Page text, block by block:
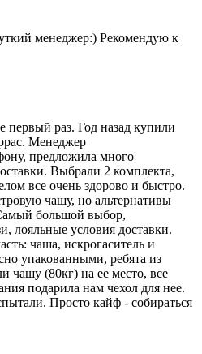
менеджер:) Рекомендую к
раз. Год назад купили
Менеджер
предложила много
Выбрали 2 комплекта,
все очень здорово и быстро.
чашу, но альтернативы
большой выбор,
лояльные условия доставки.
чаша, искрогаситель и
упакованными, ребята из
чашу (80кг) на ее место, все
подарила нам чехол для нее.
Просто кайф - собираться